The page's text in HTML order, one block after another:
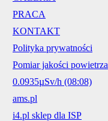
PRACA
KONTAKT
Polityka prywatności
Pomiar jakości powietrza
0.0935µSv/h (08:08)
ams.pl
i4.pl sklep dla ISP